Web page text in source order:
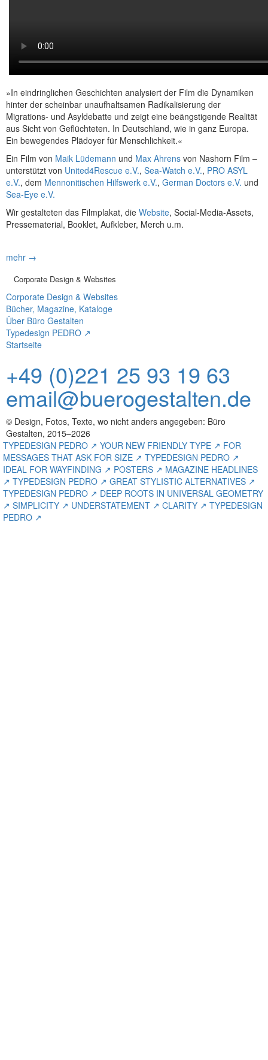
»In eindringlichen Geschichten analysiert der Film die Dynamiken
hinter der scheinbar unaufhaltsamen Radikalisierung der
Migrations- und Asyldebatte und zeigt eine beängstigende Realität
aus Sicht von Geflüchteten. In Deutschland, wie in ganz Europa.
Ein bewegendes Plädoyer für Menschlichkeit.«
Ein Film von Maik Lüdemann und Max Ahrens von Nashorn Film –
unterstützt von United4Rescue e.V., Sea-Watch e.V., PRO ASYL
e.V., dem Mennonitischen Hilfswerk e.V., German Doctors e.V. und
Sea-Eye e.V.
Wir gestalteten das Filmplakat, die Website, Social-Media-Assets,
Pressematerial, Booklet, Aufkleber, Merch u.m.
mehr →
Corporate Design & Websites
Corporate Design & Websites
Bücher, Magazine, Kataloge
Über Büro Gestalten
Typedesign PEDRO ↗
Startseite
+49 (0)221 25 93 19 63
email@buerogestalten.de
© Design, Fotos, Texte, wo nicht anders angegeben: Büro
Gestalten, 2015–2026
TYPEDESIGN PEDRO ↗ YOUR NEW FRIENDLY TYPE ↗ FOR
MESSAGES THAT ASK FOR SIZE ↗ TYPEDESIGN PEDRO ↗
IDEAL FOR WAYFINDING ↗ POSTERS ↗ MAGAZINE HEADLINES
↗ TYPEDESIGN PEDRO ↗ GREAT STYLISTIC ALTERNATIVES ↗
TYPEDESIGN PEDRO ↗ DEEP ROOTS IN UNIVERSAL GEOMETRY
↗ SIMPLICITY ↗ UNDERSTATEMENT ↗ CLARITY ↗ TYPEDESIGN
PEDRO ↗